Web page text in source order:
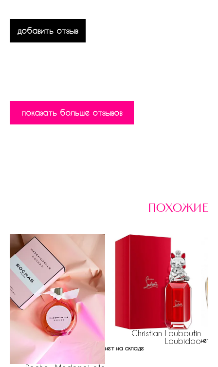
добавить отзыв
показать больше отзывов
похожие
Christian Louboutin
Loubidoo
нет на складе
нет